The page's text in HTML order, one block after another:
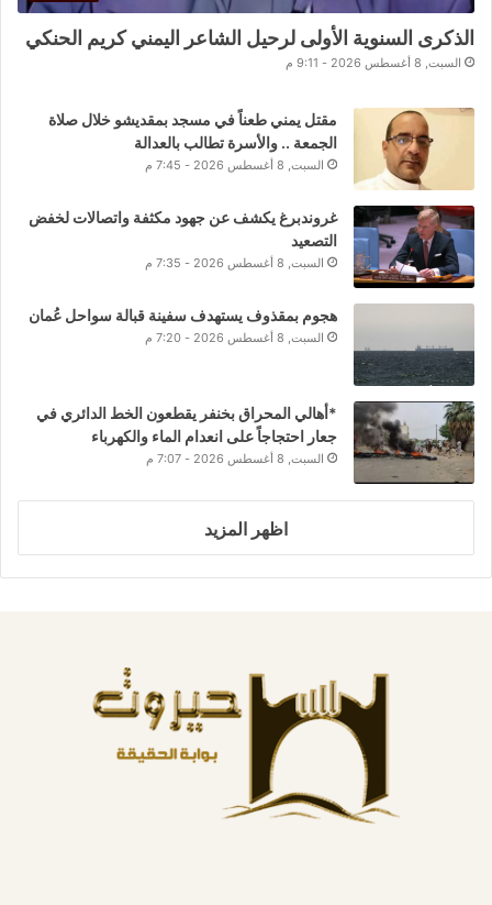
الذكرى السنوية الأولى لرحيل الشاعر اليمني كريم الحنكي
السبت, 8 أغسطس 2026 - 9:11 م
مقتل يمني طعناً في مسجد بمقديشو خلال صلاة
الجمعة .. والأسرة تطالب بالعدالة
السبت, 8 أغسطس 2026 - 7:45 م
غروندبرغ يكشف عن جهود مكثفة واتصالات لخفض
التصعيد
السبت, 8 أغسطس 2026 - 7:35 م
هجوم بمقذوف يستهدف سفينة قبالة سواحل عُمان
السبت, 8 أغسطس 2026 - 7:20 م
*أهالي المحراق بخنفر يقطعون الخط الدائري في
جعار احتجاجاً على انعدام الماء والكهرباء
السبت, 8 أغسطس 2026 - 7:07 م
اظهر المزيد